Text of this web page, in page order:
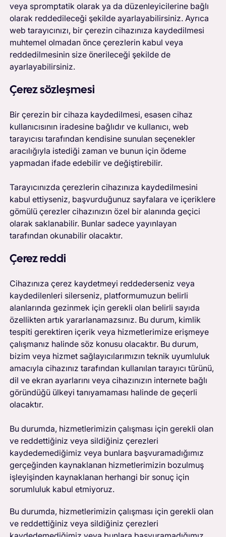
veya spromptatik olarak ya da düzenleyicilerine bağlı
olarak reddedileceği şekilde ayarlayabilirsiniz. Ayrıca
web tarayıcınızı, bir çerezin cihazınıza kaydedilmesi
muhtemel olmadan önce çerezlerin kabul veya
reddedilmesinin size önerileceği şekilde de
ayarlayabilirsiniz.
Çerez sözleşmesi
Bir çerezin bir cihaza kaydedilmesi, esasen cihaz
kullanıcısının iradesine bağlıdır ve kullanıcı, web
tarayıcısı tarafından kendisine sunulan seçenekler
aracılığıyla istediği zaman ve bunun için ödeme
yapmadan ifade edebilir ve değiştirebilir.
Tarayıcınızda çerezlerin cihazınıza kaydedilmesini
kabul ettiyseniz, başvurduğunuz sayfalara ve içeriklere
gömülü çerezler cihazınızın özel bir alanında geçici
olarak saklanabilir. Bunlar sadece yayınlayan
tarafından okunabilir olacaktır.
Çerez reddi
Cihazınıza çerez kaydetmeyi reddederseniz veya
kaydedilenleri silerseniz, platformumuzun belirli
alanlarında gezinmek için gerekli olan belirli sayıda
özellikten artık yararlanamazsınız. Bu durum, kimlik
tespiti gerektiren içerik veya hizmetlerimize erişmeye
çalışmanız halinde söz konusu olacaktır. Bu durum,
bizim veya hizmet sağlayıcılarımızın teknik uyumluluk
amacıyla cihazınız tarafından kullanılan tarayıcı türünü,
dil ve ekran ayarlarını veya cihazınızın internete bağlı
göründüğü ülkeyi tanıyamaması halinde de geçerli
olacaktır.
Bu durumda, hizmetlerimizin çalışması için gerekli olan
ve reddettiğiniz veya sildiğiniz çerezleri
kaydedemediğimiz veya bunlara başvuramadığımız
gerçeğinden kaynaklanan hizmetlerimizin bozulmuş
işleyişinden kaynaklanan herhangi bir sonuç için
sorumluluk kabul etmiyoruz.
Bu durumda, hizmetlerimizin çalışması için gerekli olan
ve reddettiğiniz veya sildiğiniz çerezleri